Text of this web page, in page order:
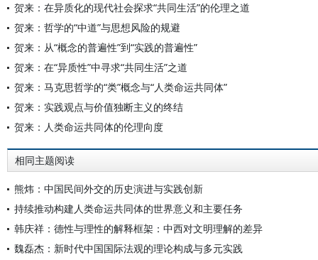
贺来：在异质化的现代社会探求“共同生活”的伦理之道
贺来：哲学的“中道”与思想风险的规避
贺来：从“概念的普遍性”到“实践的普遍性”
贺来：在“异质性”中寻求“共同生活”之道
贺来：马克思哲学的“类”概念与“人类命运共同体”
贺来：实践观点与价值独断主义的终结
贺来：人类命运共同体的伦理向度
相同主题阅读
熊炜：中国民间外交的历史演进与实践创新
持续推动构建人类命运共同体的世界意义和主要任务
韩庆祥：德性与理性的解释框架：中西对文明理解的差异
魏磊杰：新时代中国国际法观的理论构成与多元实践